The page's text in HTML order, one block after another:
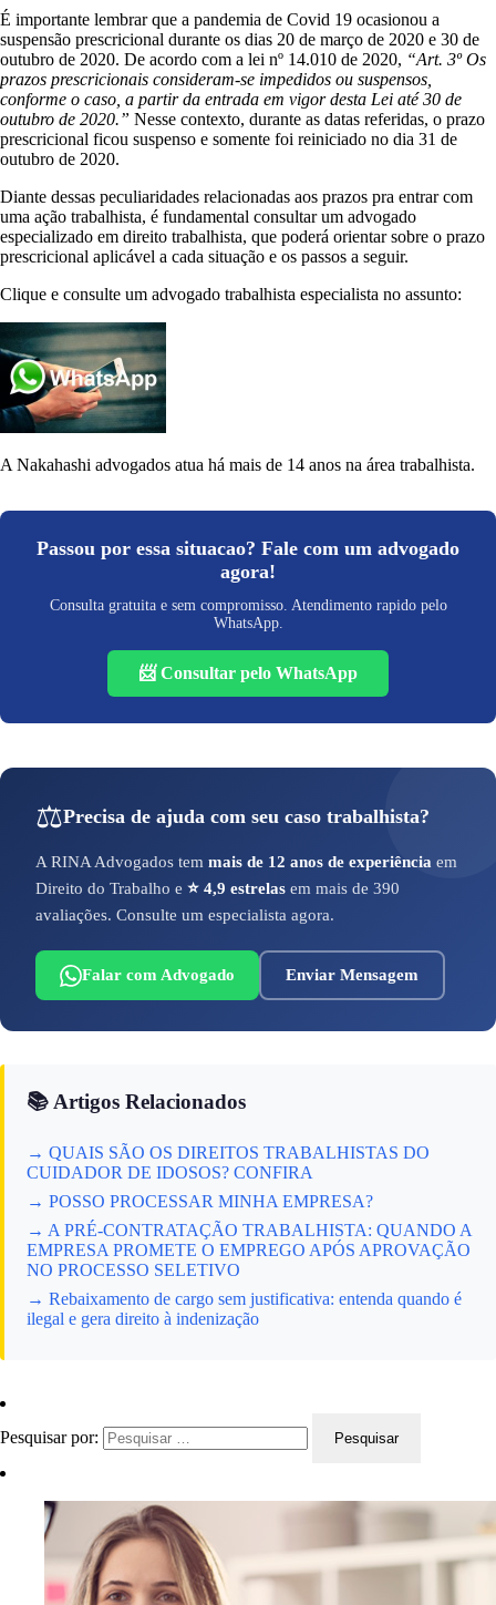
É importante lembrar que a pandemia de Covid 19 ocasionou a
suspensão prescricional durante os dias 20 de março de 2020 e 30 de
outubro de 2020. De acordo com a lei nº 14.010 de 2020, “Art. 3º Os
prazos prescricionais consideram-se impedidos ou suspensos,
conforme o caso, a partir da entrada em vigor desta Lei até 30 de
outubro de 2020.” Nesse contexto, durante as datas referidas, o prazo
prescricional ficou suspenso e somente foi reiniciado no dia 31 de
outubro de 2020.
Diante dessas peculiaridades relacionadas aos prazos pra entrar com
uma ação trabalhista, é fundamental consultar um advogado
especializado em direito trabalhista, que poderá orientar sobre o prazo
prescricional aplicável a cada situação e os passos a seguir.
Clique e consulte um advogado trabalhista especialista no assunto:
A Nakahashi advogados atua há mais de 14 anos na área trabalhista.
Passou por essa situacao? Fale com um advogado
agora!
Consulta gratuita e sem compromisso. Atendimento rapido pelo
WhatsApp.
📨 Consultar pelo WhatsApp
⚖️Precisa de ajuda com seu caso trabalhista?
A RINA Advogados tem mais de 12 anos de experiência em
Direito do Trabalho e ⭐ 4,9 estrelas em mais de 390
avaliações. Consulte um especialista agora.
Falar com Advogado Enviar Mensagem
📚 Artigos Relacionados
→ QUAIS SÃO OS DIREITOS TRABALHISTAS DO
CUIDADOR DE IDOSOS? CONFIRA
→ POSSO PROCESSAR MINHA EMPRESA?
→ A PRÉ-CONTRATAÇÃO TRABALHISTA: QUANDO A
EMPRESA PROMETE O EMPREGO APÓS APROVAÇÃO
NO PROCESSO SELETIVO
→ Rebaixamento de cargo sem justificativa: entenda quando é
ilegal e gera direito à indenização
Pesquisar por: